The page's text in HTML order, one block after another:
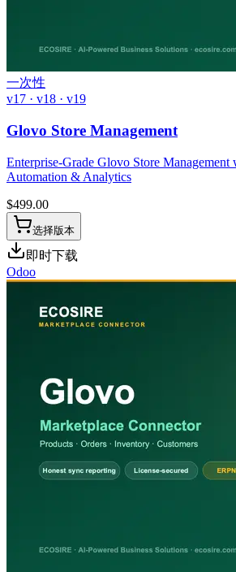
一次性
v17 · v18 · v19
Glovo Store Management
Enterprise-Grade Glovo Store Management
Automation & Analytics
$499.00
选择版本
即时下载
Odoo